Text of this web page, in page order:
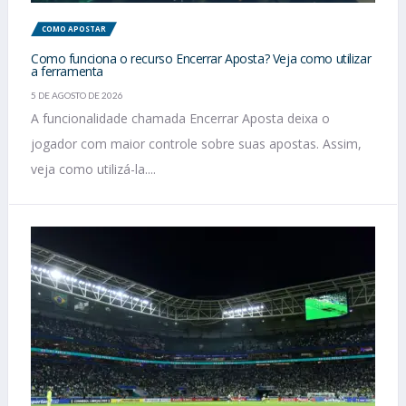
COMO APOSTAR
Como funciona o recurso Encerrar Aposta? Veja como utilizar
a ferramenta
5 DE AGOSTO DE 2026
A funcionalidade chamada Encerrar Aposta deixa o
jogador com maior controle sobre suas apostas. Assim,
veja como utilizá-la....